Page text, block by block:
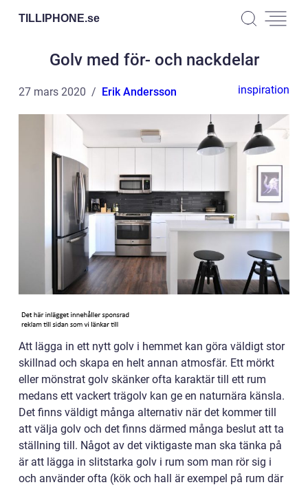
TILLIPHONE.se
Golv med för- och nackdelar
27 mars 2020 Erik Andersson inspiration
Att lägga in ett nytt golv i hemmet kan göra väldigt stor
skillnad och skapa en helt annan atmosfär. Ett mörkt
eller mönstrat golv skänker ofta karaktär till ett rum
medans ett vackert trägolv kan ge en naturnära känsla.
Det finns väldigt många alternativ när det kommer till
att välja golv och det finns därmed många beslut att ta
ställning till. Något av det viktigaste man ska tänka på
är att lägga in slitstarka golv i rum som man rör sig i
och använder ofta (kök och hall är exempel på rum där